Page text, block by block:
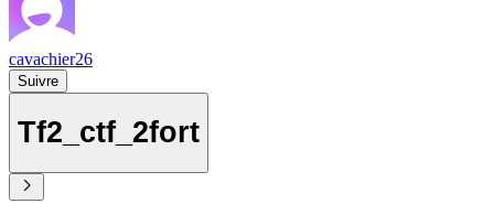
cavachier26
Suivre
Tf2_ctf_2fort